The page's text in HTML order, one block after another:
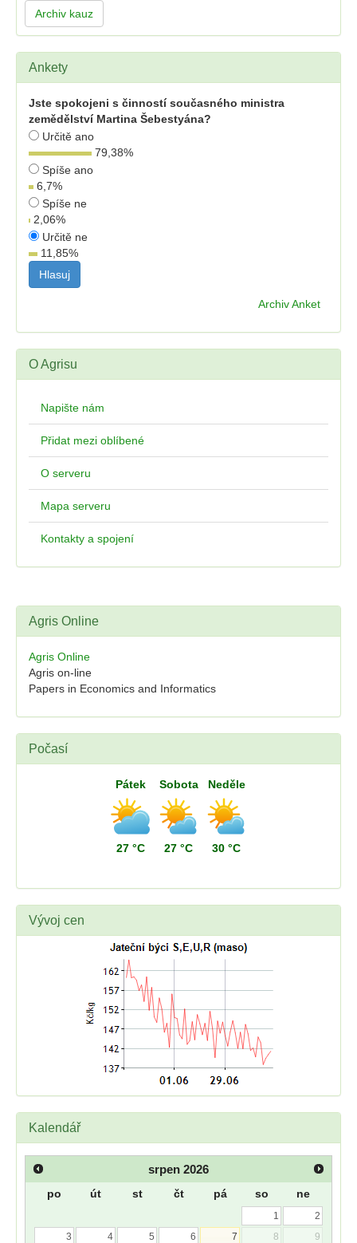
Archiv kauz
Ankety
Jste spokojeni s činností současného ministra
zemědělství Martina Šebestyána?
Určitě ano
79,38%
Spíše ano
6,7%
Spíše ne
2,06%
Určitě ne
11,85%
Archiv Anket
O Agrisu
Napište nám
Přidat mezi oblíbené
O serveru
Mapa serveru
Kontakty a spojení
Agris Online
Agris Online
Agris on-line
Papers in Economics and Informatics
Počasí
Pátek
27 °C
Sobota
27 °C
Neděle
30 °C
Vývoj cen
Kalendář
srpen 2026
po út st čt pá so ne
1
2
3
4 5 6 7 8
9